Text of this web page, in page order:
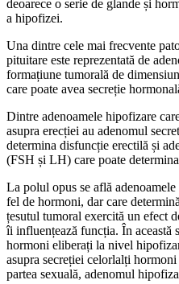
deoarece o serie de glande și
a hipofizei.
Una dintre cele mai frecvente
pituitare este reprezentată de
formațiune tumorală de
care poate avea secreție
Dintre adenoamele hipofizare
asupra erecției au adenomul
determina disfuncție erectilă și
(FSH și LH) care poate
La polul opus se află
fel de hormoni, dar care
țesutul tumoral exercită un efect
îi influențează funcția. În această
hormoni eliberați la nivel
asupra secreției celorlalți
partea sexuală, adenomul